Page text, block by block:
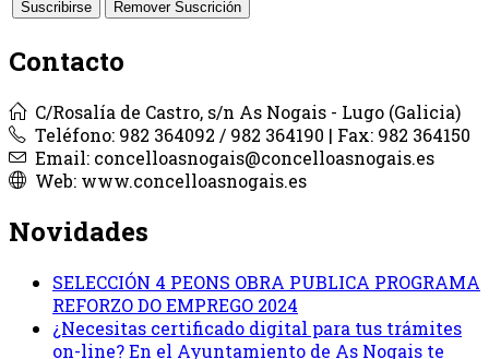
Contacto
C/Rosalía de Castro, s/n As Nogais - Lugo (Galicia)
Teléfono: 982 364092 / 982 364190 | Fax: 982 364150
Email: concelloasnogais@concelloasnogais.es
Web: www.concelloasnogais.es
Novidades
SELECCIÓN 4 PEONS OBRA PUBLICA PROGRAMA
REFORZO DO EMPREGO 2024
¿Necesitas certificado digital para tus trámites
on-line? En el Ayuntamiento de As Nogais te